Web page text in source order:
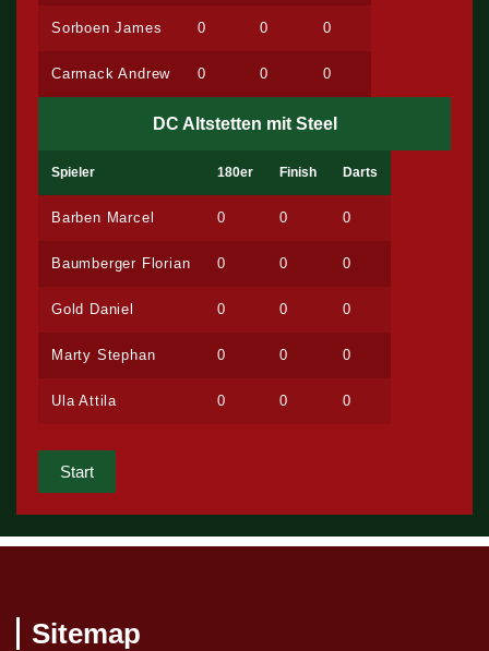
Sorboen James 0 0 0
Carmack Andrew 0 0 0
DC Altstetten mit Steel
Spieler 180er Finish Darts
Barben Marcel 0 0 0
Baumberger Florian 0 0 0
Gold Daniel 0 0 0
Marty Stephan 0 0 0
Ula Attila 0 0 0
Start
Sitemap